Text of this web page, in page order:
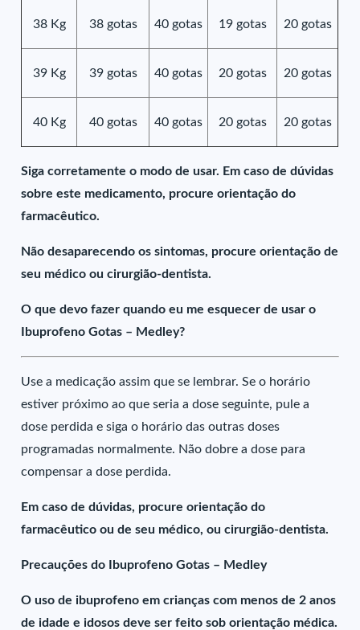
38 Kg 38 gotas 40 gotas 19 gotas 20 gotas
39 Kg 39 gotas 40 gotas 20 gotas 20 gotas
40 Kg 40 gotas 40 gotas 20 gotas 20 gotas
Siga corretamente o modo de usar. Em caso de dúvidas
sobre este medicamento, procure orientação do
farmacêutico.
Não desaparecendo os sintomas, procure orientação de
seu médico ou cirurgião-dentista.
O que devo fazer quando eu me esquecer de usar o
Ibuprofeno Gotas – Medley?
Use a medicação assim que se lembrar. Se o horário
estiver próximo ao que seria a dose seguinte, pule a
dose perdida e siga o horário das outras doses
programadas normalmente. Não dobre a dose para
compensar a dose perdida.
Em caso de dúvidas, procure orientação do
farmacêutico ou de seu médico, ou cirurgião-dentista.
Precauções do Ibuprofeno Gotas – Medley
O uso de ibuprofeno em crianças com menos de 2 anos
de idade e idosos deve ser feito sob orientação médica.